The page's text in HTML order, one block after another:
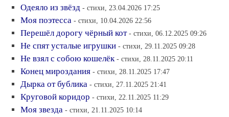
Одеяло из звёзд - стихи, 23.04.2026 17:25
Моя поэтесса - стихи, 10.04.2026 22:56
Перешёл дорогу чёрный кот - стихи, 06.12.2025 09:26
Не спят усталые игрушки - стихи, 29.11.2025 09:28
Не взял с собою кошелёк - стихи, 28.11.2025 20:11
Конец мироздания - стихи, 28.11.2025 17:47
Дырка от бублика - стихи, 27.11.2025 21:41
Круговой коридор - стихи, 22.11.2025 11:29
Моя звезда - стихи, 21.11.2025 10:14